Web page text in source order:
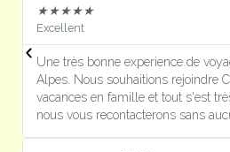
★★★★★
Excellent
Une très bonne experience de
Alpes. Nous souhaitions rejoindre
vacances en famille et tout s'est
nous vous recontacterons sans